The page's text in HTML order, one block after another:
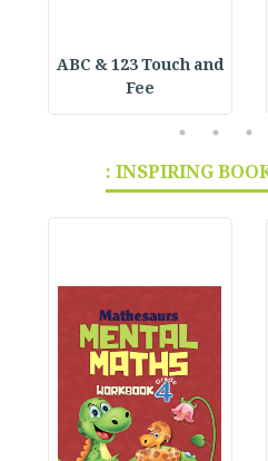
ABC & 123 Touch and
Fee
3
4
5